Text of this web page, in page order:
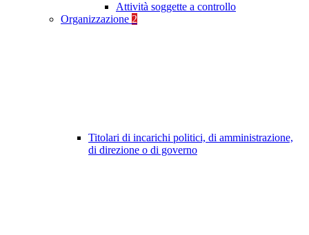
Attività soggette a controllo
Organizzazione 2
Titolari di incarichi politici, di amministrazione,
di direzione o di governo